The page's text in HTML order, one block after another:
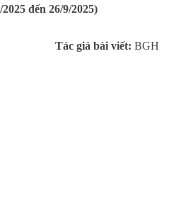
đến 26/9/2025)
Tác giả bài viết: BGH